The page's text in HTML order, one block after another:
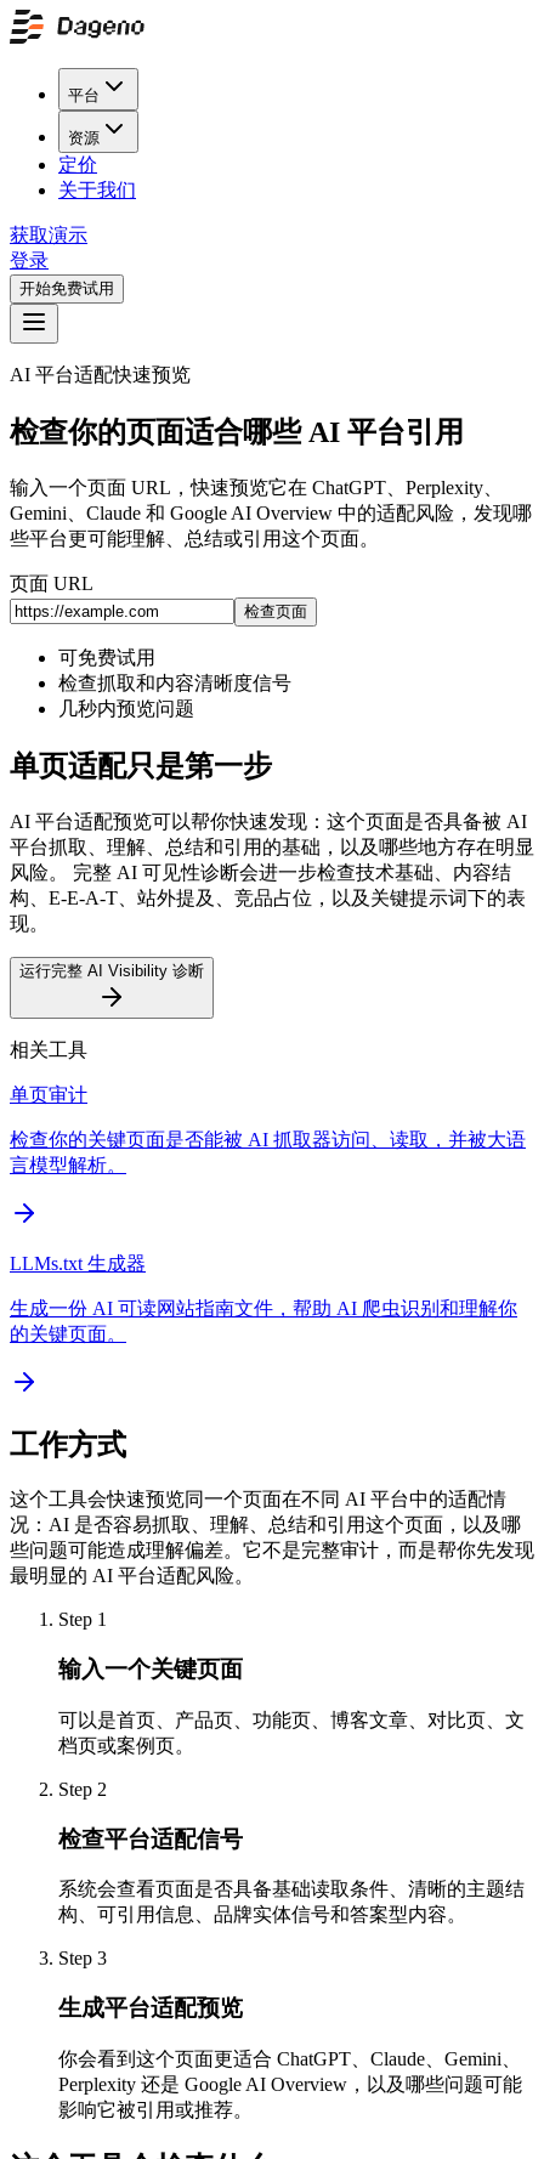
平台
资源
定价
关于我们
获取演示
登录
开始免费试用
AI 平台适配快速预览
检查你的页面适合哪些 AI 平台引用
输入一个页面 URL，快速预览它在 ChatGPT、Perplexity、
Gemini、Claude 和 Google AI Overview 中的适配风险，发现哪
些平台更可能理解、总结或引用这个页面。
页面 URL
检查页面
可免费试用
检查抓取和内容清晰度信号
几秒内预览问题
单页适配只是第一步
AI 平台适配预览可以帮你快速发现：这个页面是否具备被 AI
平台抓取、理解、总结和引用的基础，以及哪些地方存在明显
风险。 完整 AI 可见性诊断会进一步检查技术基础、内容结
构、E-E-A-T、站外提及、竞品占位，以及关键提示词下的表
现。
运行完整 AI Visibility 诊断
相关工具
单页审计
检查你的关键页面是否能被 AI 抓取器访问、读取，并被大语
言模型解析。
LLMs.txt 生成器
生成一份 AI 可读网站指南文件，帮助 AI 爬虫识别和理解你
的关键页面。
工作方式
这个工具会快速预览同一个页面在不同 AI 平台中的适配情
况：AI 是否容易抓取、理解、总结和引用这个页面，以及哪
些问题可能造成理解偏差。它不是完整审计，而是帮你先发现
最明显的 AI 平台适配风险。
Step 1
输入一个关键页面
可以是首页、产品页、功能页、博客文章、对比页、文
档页或案例页。
Step 2
检查平台适配信号
系统会查看页面是否具备基础读取条件、清晰的主题结
构、可引用信息、品牌实体信号和答案型内容。
Step 3
生成平台适配预览
你会看到这个页面更适合 ChatGPT、Claude、Gemini、
Perplexity 还是 Google AI Overview，以及哪些问题可能
影响它被引用或推荐。